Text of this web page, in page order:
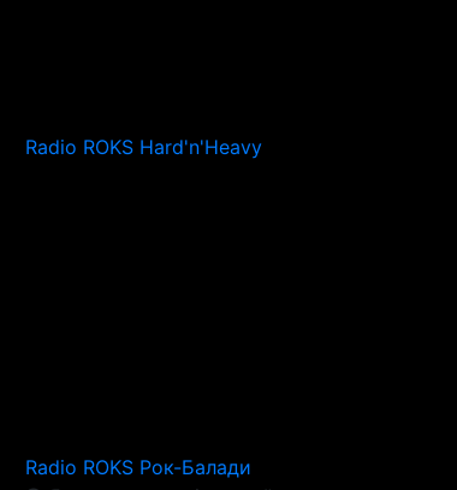
Radio ROKS Hard'n'Heavy
Radio ROKS Рок-Балади